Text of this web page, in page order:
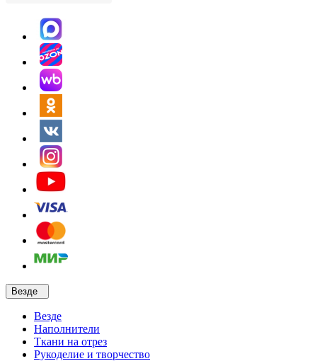
Везде
Везде
Наполнители
Ткани на отрез
Рукоделие и творчество